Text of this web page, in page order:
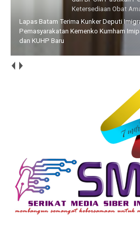
Lapas Batam Terima Kunker Deputi
Pemasyarakatan Kemenko Kumham
dan KUHP Baru